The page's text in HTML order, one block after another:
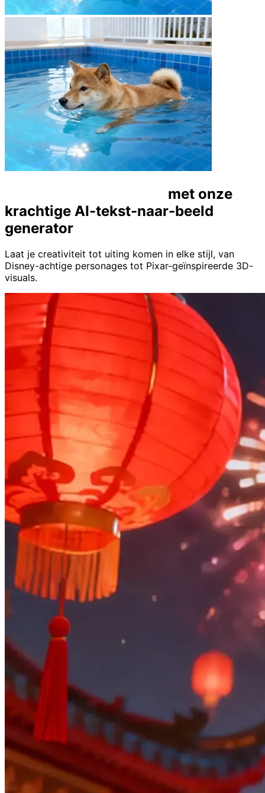
met onze
krachtige AI-tekst-naar-beeld
generator
Laat je creativiteit tot uiting komen in elke stijl, van
Disney-achtige personages tot Pixar-geïnspireerde 3D-
visuals.